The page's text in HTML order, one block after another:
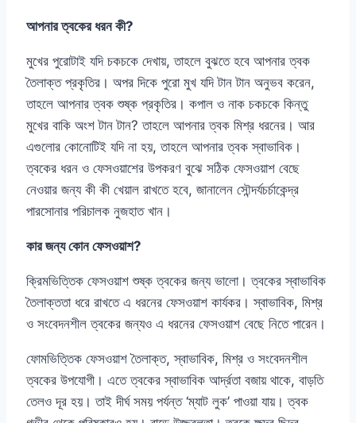
আপনার ত্বকের ধরন কী?
মুখের পুরোটাই যদি চকচকে দেখায়, তাহলে বুঝতে হবে আপনার ত্বক
তৈলাক্ত প্রকৃতির। অপর দিকে পুরো মুখ যদি টান টান অনুভব করেন,
তাহলে আপনার ত্বক শুষ্ক প্রকৃতির। কপাল ও নাক চকচকে কিন্তু
মুখের বাকি অংশ টান টান? তাহলে আপনার ত্বক মিশ্র ধরনের। আর
এগুলোর কোনোটিই যদি না হয়, তাহলে আপনার ত্বক স্বাভাবিক।
ত্বকের ধরন ও ফেসওয়াশের উপকরণ বুঝে সঠিক ফেসওয়াশ বেছে
নেওয়ার জন্য কী কী খেয়াল রাখতে হবে, জানালেন সৌন্দর্যচর্চাকেন্দ্র
পারসোনার পরিচালক নুজহাত খান।
কার জন্য কোন ফেসওয়াশ?
ক্রিমভিত্তিক ফেসওয়াশ শুষ্ক ত্বকের জন্য ভালো। ত্বকের স্বাভাবিক
তৈলাক্ততা ধরে রাখতে এ ধরনের ফেসওয়াশ কার্যকর। স্বাভাবিক, মিশ্র
ও সংবেদনশীল ত্বকের জন্যও এ ধরনের ফেসওয়াশ বেছে নিতে পারেন।
ফোমভিত্তিক ফেসওয়াশ তৈলাক্ত, স্বাভাবিক, মিশ্র ও সংবেদনশীল
ত্বকের উপযোগী। এতে ত্বকের স্বাভাবিক আর্দ্রতা বজায় থাকে, বাড়তি
তেলও দূর হয়। তাই দীর্ঘ সময় পর্যন্ত ‘ম্যাট লুক’ পাওয়া যায়। ত্বক